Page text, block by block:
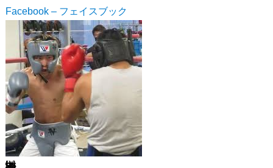
Facebook – フェイスブック
[ssba-buttons]